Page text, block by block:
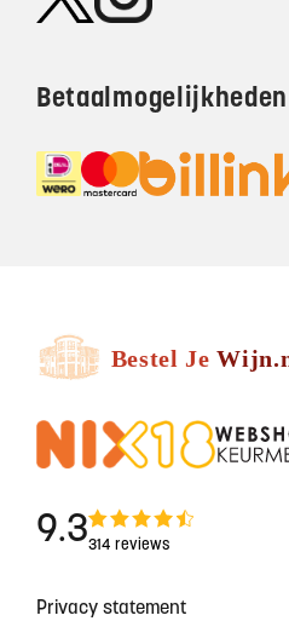
Betaalmogelijkheden
9.3314 reviews
Privacy statement